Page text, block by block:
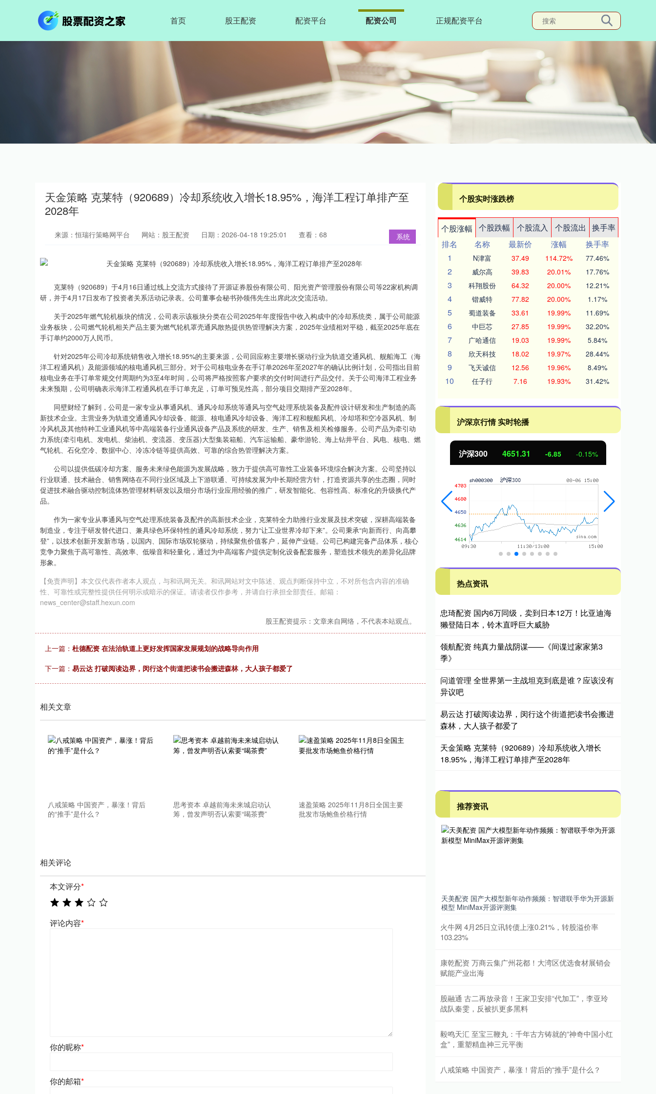
首页 股王配资 配资平台 配资公司 正规配资平台
天金策略 克莱特（920689）冷却系统收入增长18.95%，海洋工程订单排产至
2028年
系统
来源：恒瑞行策略网平台 网站：股王配资 日期：2026-04-18 19:25:01 查看：68
克莱特（920689）于4月16日通过线上交流方式接待了开源证券股份有限公司、阳光资产管理股份有限公司等22家机构调
研，并于4月17日发布了投资者关系活动记录表。公司董事会秘书孙领伟先生出席此次交流活动。
关于2025年燃气轮机板块的情况，公司表示该板块分类在公司2025年年度报告中收入构成中的冷却系统类，属于公司能源
业务板块，公司燃气轮机相关产品主要为燃气轮机罩壳通风散热提供热管理解决方案，2025年业绩相对平稳，截至2025年底在
手订单约2000万人民币。
针对2025年公司冷却系统销售收入增长18.95%的主要来源，公司回应称主要增长驱动行业为轨道交通风机、舰船海工（海
洋工程通风机）及能源领域的核电通风机三部分。对于公司核电业务在手订单2026年至2027年的确认比例计划，公司指出目前
核电业务在手订单常规交付周期约为3至4年时间，公司将严格按照客户要求的交付时间进行产品交付。关于公司海洋工程业务
未来预期，公司明确表示海洋工程通风机在手订单充足，订单可预见性高，部分项目交期排产至2028年。
同壁财经了解到，公司是一家专业从事通风机、通风冷却系统等通风与空气处理系统装备及配件设计研发和生产制造的高
新技术企业。主营业务为轨道交通通风冷却设备、能源、核电通风冷却设备、海洋工程和舰船风机、冷却塔和空冷器风机、制
冷风机及其他特种工业通风机等中高端装备行业通风设备产品及系统的研发、生产、销售及相关检修服务。公司产品为牵引动
力系统(牵引电机、发电机、柴油机、变流器、变压器)大型集装箱船、汽车运输船、豪华游轮、海上钻井平台、风电、核电、燃
气轮机、石化空冷、数据中心、冷冻冷链等提供高效、可靠的综合热管理解决方案。
公司以提供低碳冷却方案、服务未来绿色能源为发展战略，致力于提供高可靠性工业装备环境综合解决方案。公司坚持以
行业联通、技术融合、销售网络在不同行业区域及上下游联通、可持续发展为中长期经营方针，打造资源共享的生态圈，同时
促进技术融合驱动控制流体热管理材料研发以及细分市场行业应用经验的推广，研发智能化、包容性高、标准化的升级换代产
品。
作为一家专业从事通风与空气处理系统装备及配件的高新技术企业，克莱特全力助推行业发展及技术突破，深耕高端装备
制造业，专注于研发替代进口、兼具绿色环保特性的通风冷却系统，努力“让工业世界冷却下来”。公司秉承“向新而行、向高攀
登”，以技术创新开发新市场，以国内、国际市场双轮驱动，持续聚焦价值客户，延伸产业链。公司已构建完备产品体系，核心
竞争力聚焦于高可靠性、高效率、低噪音和轻量化，通过为中高端客户提供定制化设备配套服务，塑造技术领先的差异化品牌
形象。
【免责声明】本文仅代表作者本人观点，与和讯网无关。和讯网站对文中陈述、观点判断保持中立，不对所包含内容的准确
性、可靠性或完整性提供任何明示或暗示的保证。请读者仅作参考，并请自行承担全部责任。邮箱：
news_center@staff.hexun.com
股王配资提示：文章来自网络，不代表本站观点。
上一篇： 杜德配资 在法治轨道上更好发挥国家发展规划的战略导向作用
下一篇： 易云达 打破阅读边界，闵行这个街道把读书会搬进森林，大人孩子都爱了
相关文章
八戒策略 中国资产，暴涨！背后
的“推手”是什么？
思考资本 卓越前海未来城启动认
筹，曾发声明否认索要“喝茶费”
速盈策略 2025年11月8日全国主要
批发市场鲍鱼价格行情
相关评论
本文评分*
评论内容*
你的昵称*
你的邮箱*
个股实时涨跌榜
个股涨幅 个股跌幅 个股流入 个股流出
换手率
排名
名称 最新价 涨幅
换手率
1
N津富 37.49 114.72% 77.46%
2 威尔高 39.83 20.01% 17.76%
3 科翔股份 64.32 20.00% 12.21%
4 锴威特 77.82 20.00% 1.17%
5 蜀道装备 33.61 19.99% 11.69%
6 中巨芯 27.85 19.99% 32.20%
7 广哈通信 19.03 19.99% 5.84%
8 欣天科技 18.02 19.97% 28.44%
9 飞天诚信 12.56 19.96% 8.49%
10 任子行 7.16 19.93% 31.42%
沪深京行情 实时轮播
上证指数 3900.35 21.92 0.57% 深证成指 沪深300 4651.31 -6.85 -0.15%
热点资讯
忠琦配资 国内6万同级，卖到日本12万！比亚迪海
獭登陆日本，铃木直呼巨大威胁
领航配资 纯真力量战阴谋——《间谍过家家第3
季》
问道管理 全世界第一主战坦克到底是谁？应该没有
异议吧
易云达 打破阅读边界，闵行这个街道把读书会搬进
森林，大人孩子都爱了
天金策略 克莱特（920689）冷却系统收入增长
18.95%，海洋工程订单排产至2028年
推荐资讯
天美配资 国产大模型新年动作频频：智谱联手华为开源新
模型 MiniMax开源评测集
火牛网 4月25日立讯转债上涨0.21%，转股溢价率
103.23%
康乾配资 万商云集广州花都！大湾区优选食材展销会
赋能产业出海
股融通 古二再放录音！王家卫安排“代加工”，李亚玲
战队秦雯，反被扒更多黑料
毅鸣天汇 至宝三鞭丸：千年古方铸就的“神奇中国小红
盒”，重塑精血神三元平衡
八戒策略 中国资产，暴涨！背后的“推手”是什么？